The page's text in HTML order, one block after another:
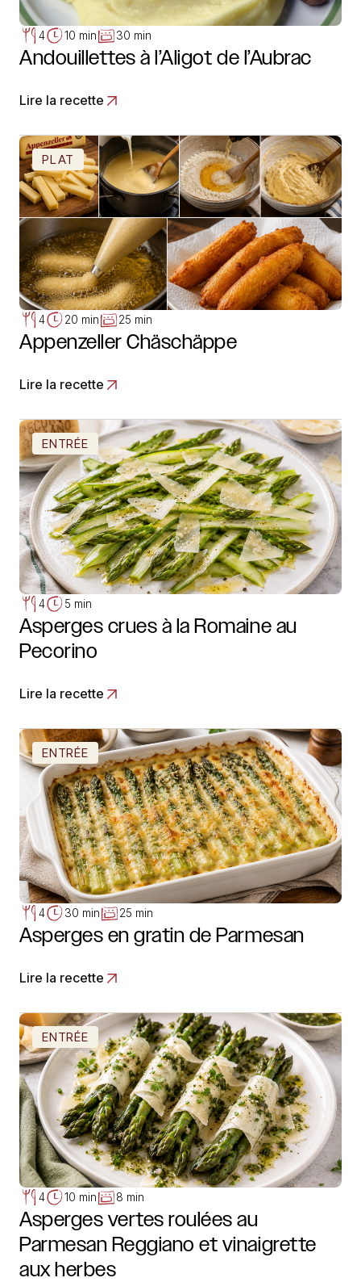
4 10 min 30 min
Andouillettes à l’Aligot de l’Aubrac
Lire la recette
PLAT
4 20 min 25 min
Appenzeller Chäschäppe
Lire la recette
ENTRÉE
4 5 min
Asperges crues à la Romaine au
Pecorino
Lire la recette
ENTRÉE
4 30 min 25 min
Asperges en gratin de Parmesan
Lire la recette
ENTRÉE
4 10 min 8 min
Asperges vertes roulées au
Parmesan Reggiano et vinaigrette
aux herbes